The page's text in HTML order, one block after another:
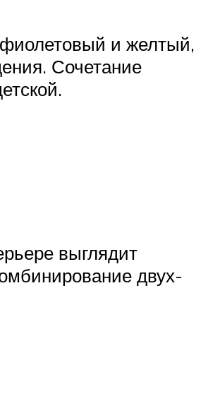
и желтый,
Сочетание
выглядит
двух-